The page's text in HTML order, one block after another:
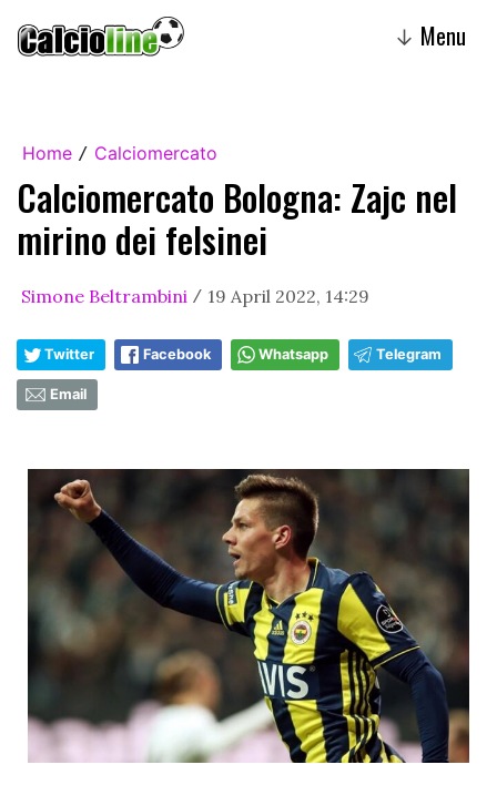
↓ Menu
Home / Calciomercato
Calciomercato Bologna: Zajc nel
mirino dei felsinei
Simone Beltrambini / 19 April 2022, 14:29
Twitter Facebook Whatsapp Telegram
Email